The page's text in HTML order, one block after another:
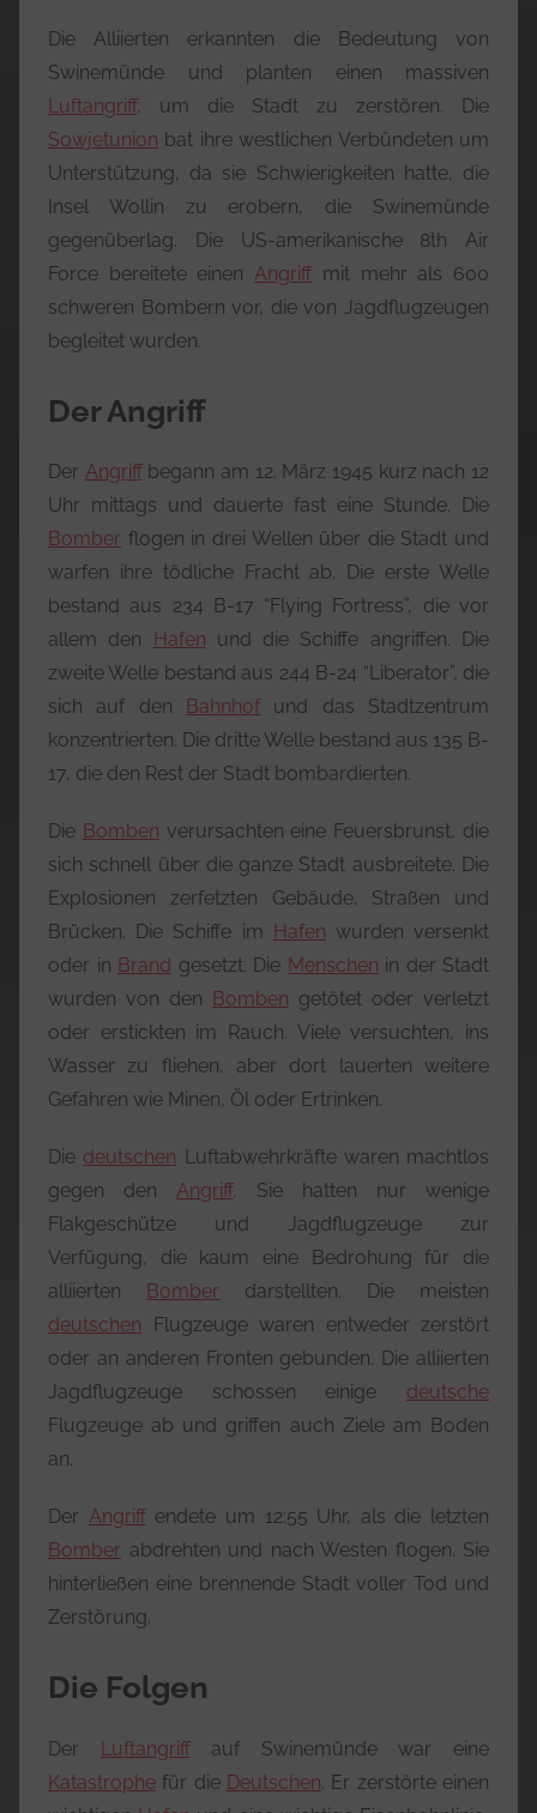
Die Alliierten erkannten die Bedeutung von
Swinemünde und planten einen massiven
Luftangriff, um die Stadt zu zerstören. Die
Sowjetunion bat ihre westlichen Verbündeten um
Unterstützung, da sie Schwierigkeiten hatte, die
Insel Wollin zu erobern, die Swinemünde
gegenüberlag. Die US-amerikanische 8th Air
Force bereitete einen Angriff mit mehr als 600
schweren Bombern vor, die von Jagdflugzeugen
begleitet wurden.
Der Angriff
Der Angriffbegann am 12. März 1945 kurz nach 12
Uhr mittags und dauerte fast eine Stunde. Die
Bomber flogen in drei Wellen über die Stadt und
warfen ihre tödliche Fracht ab. Die erste Welle
bestand aus 234 B-17 “Flying Fortress”, die vor
allem den
Hafen und die Schiffe angriffen. Die
zweite Welle bestand aus 244 B-24 “Liberator”, die
sich auf den
Bahnhof und das Stadtzentrum
konzentrierten. Die dritte Welle bestand aus 135 B-
17, die den Rest der Stadt bombardierten.
Die Bomben verursachten eine Feuersbrunst, die
sich schnell über die ganze Stadt ausbreitete. Die
Explosionen zerfetzten Gebäude, Straßen und
Brücken. Die Schiffe im
Hafen wurden versenkt
oder in Brand gesetzt. Die Menschen in der Stadt
wurden von den
Bomben getötet oder verletzt
oder erstickten im Rauch. Viele versuchten, ins
Wasser zu fliehen, aber dort lauerten weitere
Gefahren wie Minen, Öl oder Ertrinken.
Die deutschen Luftabwehrkräfte waren machtlos
gegen denAngriff. Sie hatten nur wenige
Flakgeschütze und Jagdflugzeuge zur
Verfügung, die kaum eine Bedrohung für die
alliierten
Bomber darstellten. Die meisten
deutschen Flugzeuge waren entweder zerstört
oder an anderen Fronten gebunden. Die alliierten
Jagdflugzeuge schossen einige deutsche
Flugzeuge ab und griffen auch Ziele am Boden
an.
Der Angriffendete um 12:55 Uhr, als die letzten
Bomber abdrehten und nach Westen flogen. Sie
hinterließen eine brennende Stadt voller Tod und
Zerstörung.
Die Folgen
Der Luftangriffauf Swinemünde war eine
Katastrophe für die Deutschen. Er zerstörte einen